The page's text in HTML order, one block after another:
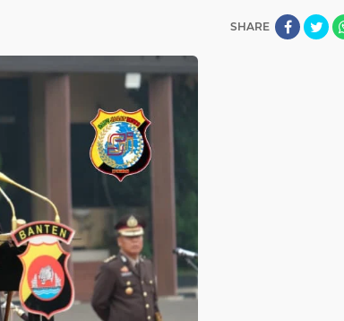
SHARE